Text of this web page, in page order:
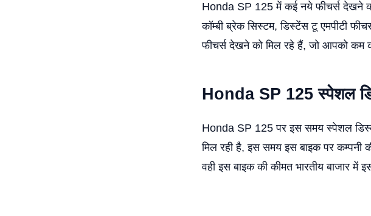
Honda SP 125 में कई नये फीचर्स देखने
कॉम्बी ब्रेक सिस्टम, डिस्टेंस टू एमपीटी
फीचर्स देखने को मिल रहे हैं, जो आपको कम
Honda SP 125 स्पेशल
Honda SP 125 पर इस समय स्पेशल
मिल रही है, इस समय इस बाइक पर कम्पनी
वही इस बाइक की कीमत भारतीय बाजार